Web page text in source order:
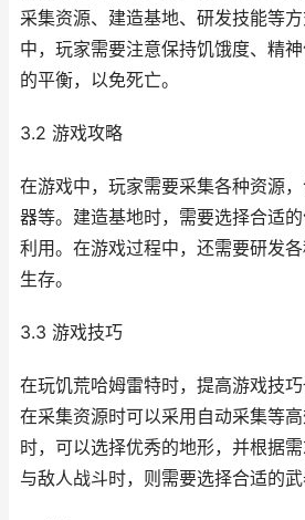
采集资源、建造基地、研发技能等
中，玩家需要注意保持饥饿度、精
的平衡，以免死亡。
3.2 游戏攻略
在游戏中，玩家需要采集各种资源
器等。建造基地时，需要选择合适
利用。在游戏过程中，还需要研发
生存。
3.3 游戏技巧
在玩饥荒哈姆雷特时，提高游戏技巧
在采集资源时可以采用自动采集等
时，可以选择优秀的地形，并根据
与敌人战斗时，则需要选择合适的武